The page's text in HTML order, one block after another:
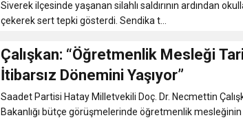
Siverek ilçesinde yaşanan silahlı saldırının ardından
çekerek sert tepki gösterdi. Sendika t...
Çalışkan: “Öğretmenlik Mesleği
İtibarsız Dönemini Yaşıyor”
Saadet Partisi Hatay Milletvekili Doç. Dr. Necmettin
Bakanlığı bütçe görüşmelerinde öğretmenlik mesleğinin